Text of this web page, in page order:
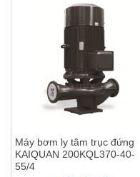
Máy bơm ly tâm trục đứng
KAIQUAN 200KQL370-40-
55/4